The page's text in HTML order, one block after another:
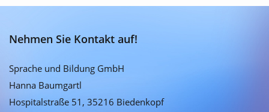
Nehmen Sie Kontakt auf!
Sprache und Bildung GmbH
Hanna Baumgartl
Hospitalstraße 51, 35216 Biedenkopf